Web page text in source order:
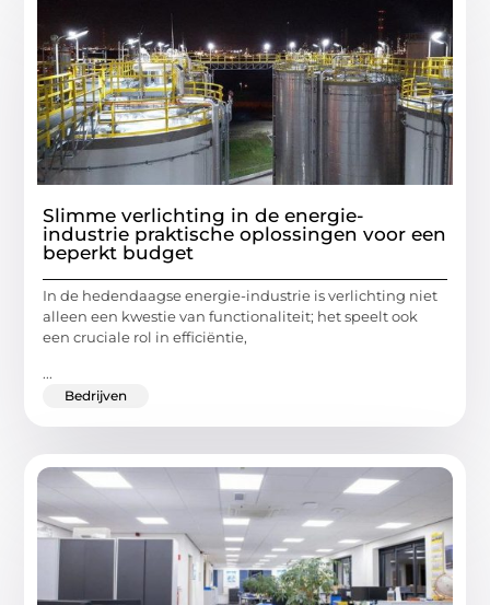
Slimme verlichting in de energie-
industrie praktische oplossingen voor een
beperkt budget
In de hedendaagse energie-industrie is verlichting niet
alleen een kwestie van functionaliteit; het speelt ook
een cruciale rol in efficiëntie,
...
Bedrijven